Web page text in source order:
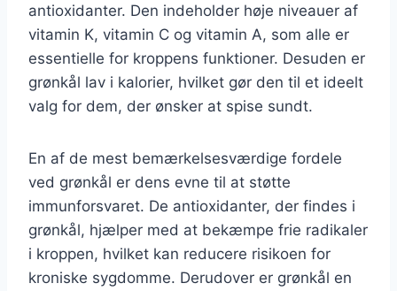
antioxidanter. Den indeholder høje niveauer af
vitamin K, vitamin C og vitamin A, som alle er
essentielle for kroppens funktioner. Desuden er
grønkål lav i kalorier, hvilket gør den til et ideelt
valg for dem, der ønsker at spise sundt.
En af de mest bemærkelsesværdige fordele
ved grønkål er dens evne til at støtte
immunforsvaret. De antioxidanter, der findes i
grønkål, hjælper med at bekæmpe frie radikaler
i kroppen, hvilket kan reducere risikoen for
kroniske sygdomme. Derudover er grønkål en